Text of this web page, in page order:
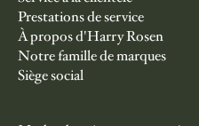
Prestations de service
À propos d'Harry Rosen
Notre famille de marques
Siège social